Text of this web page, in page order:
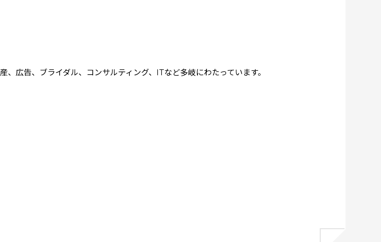
広告、ブライダル、コンサルティング、ITなど多岐にわたっています。